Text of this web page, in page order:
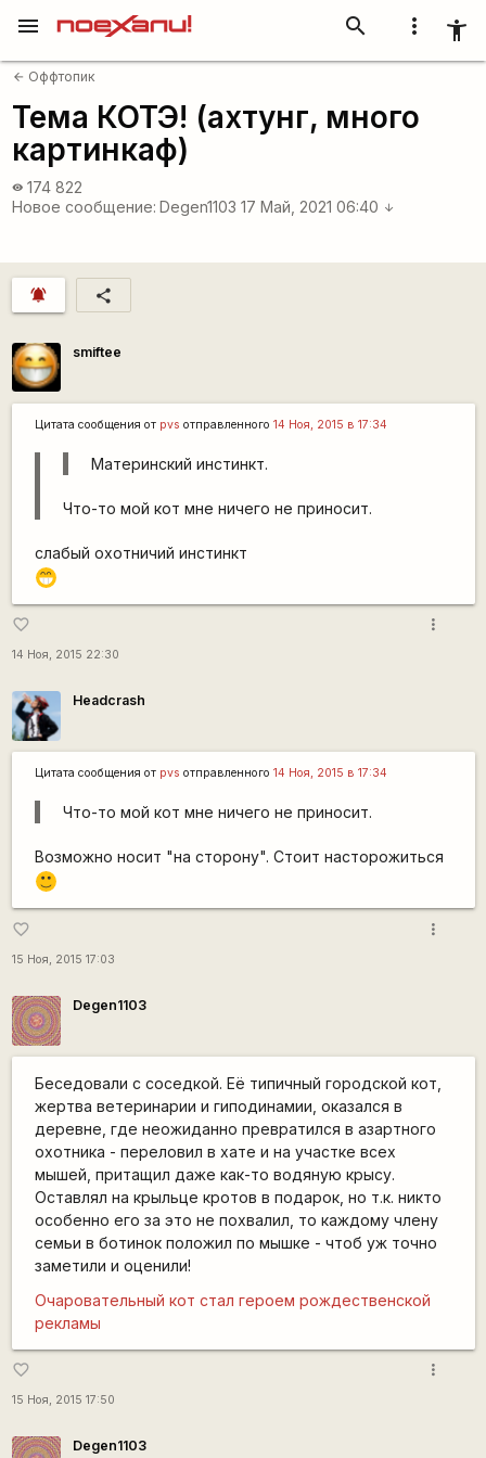
more_vert accessibility_new
search
menu
arrow_back Оффтопик
Тема КОТЭ! (ахтунг, много
картинкаф)
visibility 174 822
Новое сообщение: Degen1103 17 Май, 2021 06:40 arrow_downward
notifications_active share
smiftee
Цитата сообщения от pvs отправленного 14 Ноя, 2015 в 17:34
Материнский инстинкт.
Что-то мой кот мне ничего не приносит.
слабый охотничий инстинкт
;D
favorite_border
14 Ноя, 2015 22:30
more_vert
Headcrash
Цитата сообщения от pvs отправленного 14 Ноя, 2015 в 17:34
Что-то мой кот мне ничего не приносит.
Возможно носит "на сторону". Стоит насторожиться
:)
favorite_border
15 Ноя, 2015 17:03
more_vert
Degen1103
Беседовали с соседкой. Её типичный городской кот,
жертва ветеринарии и гиподинамии, оказался в
деревне, где неожиданно превратился в азартного
охотника - переловил в хате и на участке всех
мышей, притащил даже как-то водяную крысу.
Оставлял на крыльце кротов в подарок, но т.к. никто
особенно его за это не похвалил, то каждому члену
семьи в ботинок положил по мышке - чтоб уж точно
заметили и оценили!
Очаровательный кот стал героем рождественской
рекламы
favorite_border
15 Ноя, 2015 17:50
more_vert
Degen1103